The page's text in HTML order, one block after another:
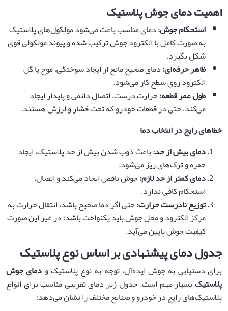
اهمیت دمای جوش پلاستیک
استحکام جوش:دمای مناسب باعث می‌شود مولکول‌های پلاستیک
به صورت کامل با الکترود جوش ترکیب شده و پیوند مولکولی قوی
شکل بگیرد.
ظاهر حرفه‌ای:دمای صحیح مانع از ایجاد سوختگی، موج یا گل
الکترود روی سطح کار می‌شود.
طول عمر قطعه:حرارت درست، اتصال دائمی و پایدار ایجاد
می‌کند، حتی در قطعات خودرو که تحت فشار و لرزش هستند.
خطاهای رایج در انتخاب دما
دمای بیش از حد:باعث ذوب شدن بیش از حد پلاستیک، ایجاد
حفره و ترک‌های ریز می‌شود.
دمای کمتر از حد لازم:جوش ناقص ایجاد می‌کند و اتصال،
استحکام کافی ندارد.
توزیع نادرست حرارت:حتی اگر دما صحیح باشد، انتقال حرارت به
مرکز الکترود و محل جوش باید یکنواخت باشد؛ در غیر این صورت
کیفیت جوش پایین می‌آید.
جدول دمای پیشنهادی بر اساس نوع پلاستیک
برای دستیابی به جوش ایده‌آل، توجه به نوع پلاستیک ودمای جوش
پلاستیکبسیار مهم است. جدول زیر دمای تقریبی مناسب برای انواع
پلاستیک‌های رایج در خودرو و صنایع مختلف را نشان می‌دهد: